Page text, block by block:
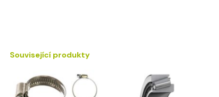
Související produkty